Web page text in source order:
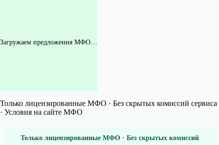
Загружаем предложения МФО…
Только лицензированные МФО · Без скрытых комиссий сервиса
· Условия на сайте МФО
Только лицензированные МФО · Без скрытых комиссий